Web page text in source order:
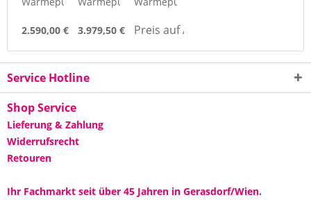
Horizontal
2.590,00 € * Horizontal
3.979,50 € *
Power
Preis auf Anfrage
Service Hotline
Shop Service
Lieferung & Zahlung
Widerrufsrecht
Retouren
Ihr Fachmarkt seit über 45 Jahren in Gerasdorf/Wien.